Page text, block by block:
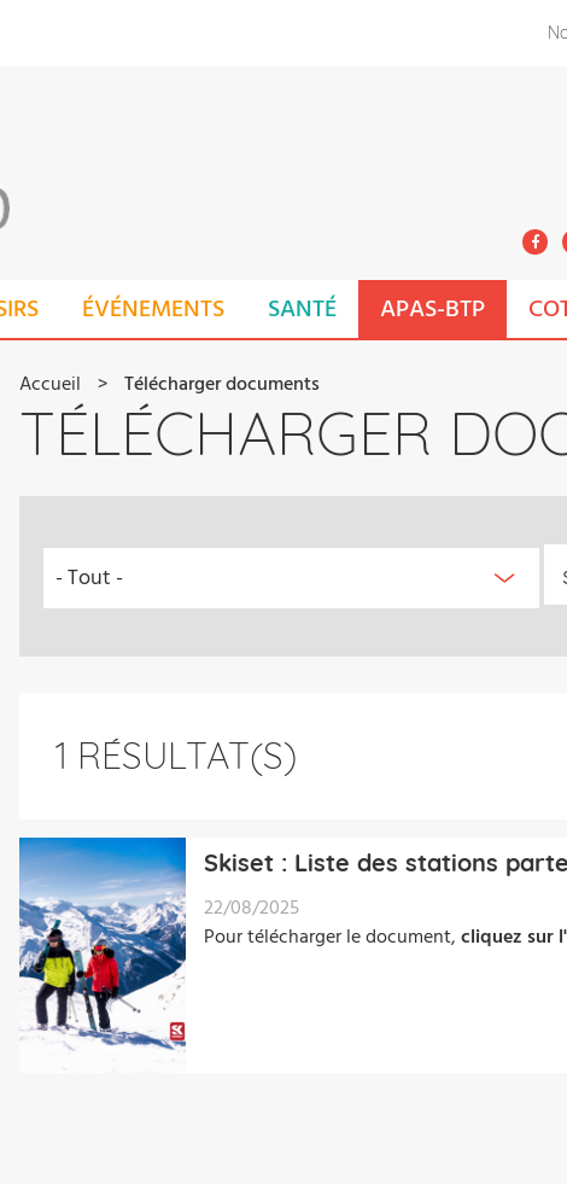
ÉVÉNEMENTS SANTÉ APAS-BTP
FIL
D'ARIANE
Accueil Télécharger documents
TÉLÉCHARGER
1 RÉSULTAT(S)
Skiset : Liste des stations
22/08/2025
Pour télécharger le document,cliquez sur